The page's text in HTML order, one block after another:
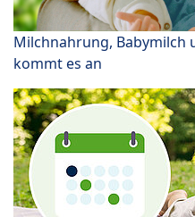
Milchnahrung, Babymilch
kommt es an